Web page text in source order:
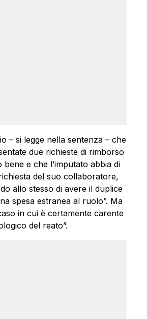
– si legge nella sentenza – che
due richieste di rimborso
bene e che l’imputato abbia di
del suo collaboratore,
allo stesso di avere il duplice
spesa estranea al ruolo”. Ma
in cui è certamente carente
del reato”.